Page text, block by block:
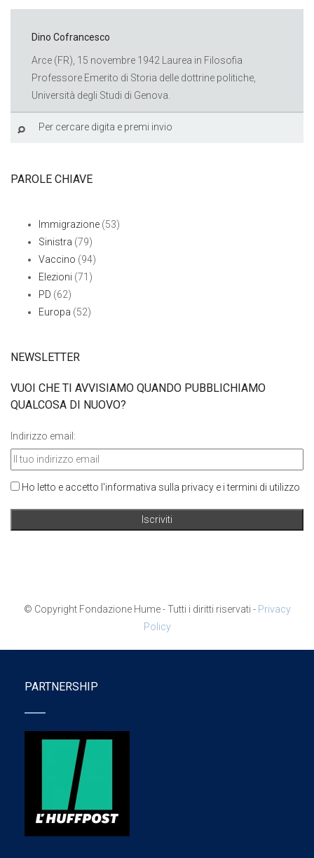
Dino Cofrancesco
Arce (FR), 15 novembre 1942 Laurea in Filosofia
Professore Emerito di Storia delle dottrine politiche,
Università degli Studi di Genova.
PAROLE CHIAVE
Immigrazione (53)
Sinistra (79)
Vaccino (94)
Elezioni (71)
PD (62)
Europa (52)
NEWSLETTER
VUOI CHE TI AVVISIAMO QUANDO PUBBLICHIAMO
QUALCOSA DI NUOVO?
Indirizzo email:
Ho letto e accetto l'informativa sulla privacy e i termini di utilizzo
© Copyright Fondazione Hume - Tutti i diritti riservati - Privacy
Policy
PARTNERSHIP